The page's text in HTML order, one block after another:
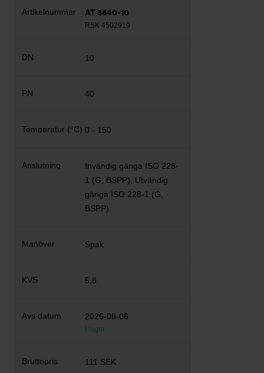
AT 3640-10
RSK 4502919
10
40
0 - 150
Invändig gänga ISO 228-
1 (G, BSPP), Utvändig
gänga ISO 228-1 (G,
BSPP)
Spak
5,8
2026-08-06
I lager
111 SEK